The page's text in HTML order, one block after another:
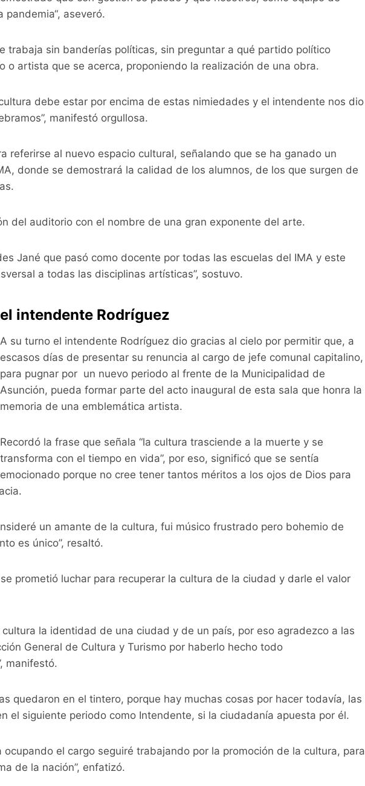
pandemia“, aseveró.
trabaja sin banderías políticas, sin preguntar a qué partido político
o artista que se acerca, proponiendo la realización de una obra.
debe estar por encima de estas nimiedades y el intendente nos dio
manifestó orgullosa.
referirse al nuevo espacio cultural, señalando que se ha ganado un
donde se demostrará la calidad de los alumnos, de los que surgen de
del auditorio con el nombre de una gran exponente del arte.
Jané que pasó como docente por todas las escuelas del IMA y este
a todas las disciplinas artísticas”, sostuvo.
intendente Rodríguez
A su turno el intendente Rodríguez dio gracias al cielo por permitir que, a
escasos días de presentar su renuncia al cargo de jefe comunal capitalino,
para pugnar por un nuevo periodo al frente de la Municipalidad de
Asunción, pueda formar parte del acto inaugural de esta sala que honra la
memoria de una emblemática artista.
Recordó la frase que señala “la cultura trasciende a la muerte y se
transforma con el tiempo en vida”, por eso, significó que se sentía
emocionado porque no cree tener tantos méritos a los ojos de Dios para
un amante de la cultura, fui músico frustrado pero bohemio de
es único”, resaltó.
prometió luchar para recuperar la cultura de la ciudad y darle el valor
la identidad de una ciudad y de un país, por eso agradezco a las
General de Cultura y Turismo por haberlo hecho todo
manifestó.
quedaron en el tintero, porque hay muchas cosas por hacer todavía, las
el siguiente periodo como Intendente, si la ciudadanía apuesta por él.
ocupando el cargo seguiré trabajando por la promoción de la cultura, para
de la nación”, enfatizó.